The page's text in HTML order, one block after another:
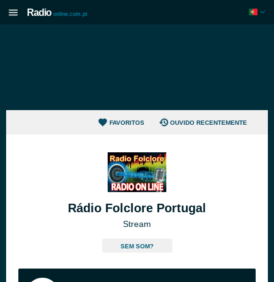
Radio online.com.pt
FAVORITOS OUVIDO RECENTEMENTE
Rádio Folclore Portugal
Stream
SEM SOM?